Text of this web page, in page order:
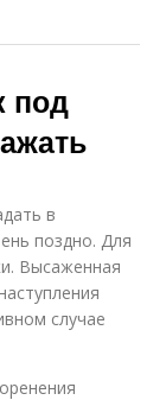
под
в
поздно. Для
Высаженная
случае